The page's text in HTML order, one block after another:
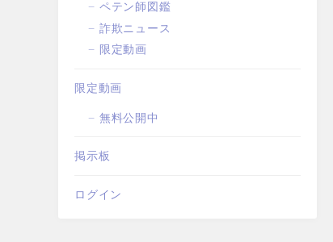
ペテン師図鑑
詐欺ニュース
限定動画
限定動画
無料公開中
掲示板
ログイン